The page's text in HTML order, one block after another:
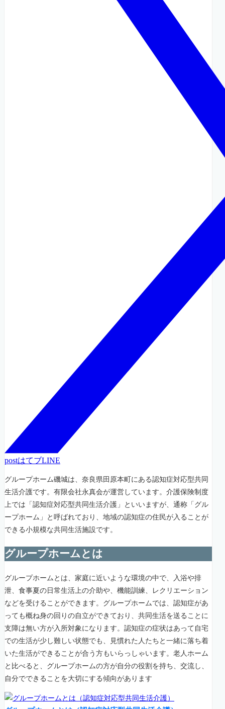
postはてブLINE
グループホーム磯城は、奈良県田原本町にある認知症対応型共同
生活介護です。有限会社永真会が運営しています。介護保険制度
上では「認知症対応型共同生活介護」といいますが、通称「グル
ープホーム」と呼ばれており、地域の認知症の住民が入ることが
できる小規模な共同生活施設です。
グループホームとは
グループホームとは、家庭に近いような環境の中で、入浴や排
泄、食事夏の日常生活上の介助や、機能訓練、レクリエーション
などを受けることができます。グループホームでは、認知症があ
っても概ね身の回りの自立ができており、共同生活を送ることに
支障は無い方が入所対象になります。認知症の症状はあって自宅
での生活が少し難しい状態でも、見慣れた人たちと一緒に落ち着
いた生活ができることが合う方もいらっしゃいます。老人ホーム
と比べると、グループホームの方が自分の役割を持ち、交流し、
自分でできることを大切にする傾向があります